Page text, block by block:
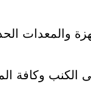
والمعدات
الكنب وكافة